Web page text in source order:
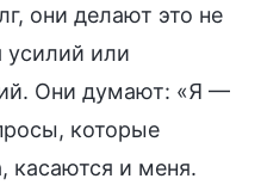
они делают это не
усилий или
Они думают: «Я —
которые
касаются и меня.